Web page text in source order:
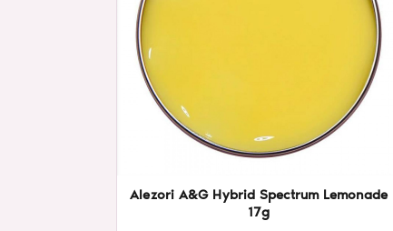
Alezori A&G Hybrid Spectrum Lemonade
17g